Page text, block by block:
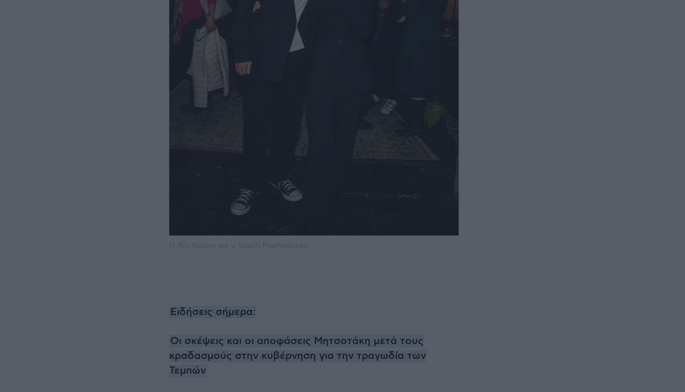
Ειδήσεις σήμερα:
Οι σκέψεις και οι αποφάσεις Μητσοτάκη μετά τους
κραδασμούς στην κυβέρνηση για την τραγωδία των
Τεμπών